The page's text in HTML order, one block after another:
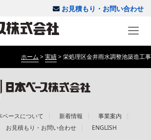
お見積もり・お問い合わせ
ホーム >実績>栄処理区金井雨水調整池築造工事
ベースについて 新着情報
事業案内
お見積もり・お問い合わせ ENGLISH